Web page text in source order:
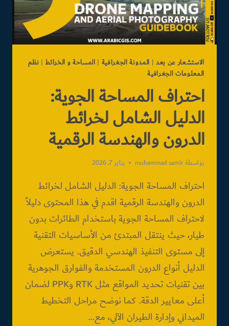
الاستشعار عن بعد| المدونة الجغرافية | المساحة و الخرائط | نظم
المعلومات الجغرافية
احتراف المساحة الجوية:
الدليل الشامل لخرائط
الدرون والهندسة الرقمية
بواسطةmuhammad samir يناير 7, 2026
احتراف المساحة الجوية: الدليل الشامل لخرائط
الدرون والهندسة الرقمية اقدم في هذا المحتوى دليلاً
لاحتراف المساحة الجوية باستخدام الطائرات بدون
طيار، حيث ينتقل المبتدئ من الأساسيات التقنية
إلى مستوى التنفيذ الهندسي الدقيق. يستعرض
الدليل أنواع الدرون المستخدمة والفوارق الجوهرية
بين تقنيات تحديد المواقع مثل RTK وPPK لضمان
أعلى معايير الدقة. كما نوضح مراحل التخطيط
الميداني وإدارة الطيران الآلي، مع…